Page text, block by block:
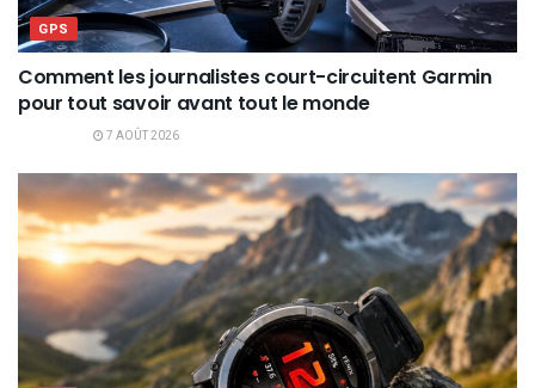
GPS
Comment les journalistes court-circuitent Garmin
pour tout savoir avant tout le monde
7 AOÛT 2026